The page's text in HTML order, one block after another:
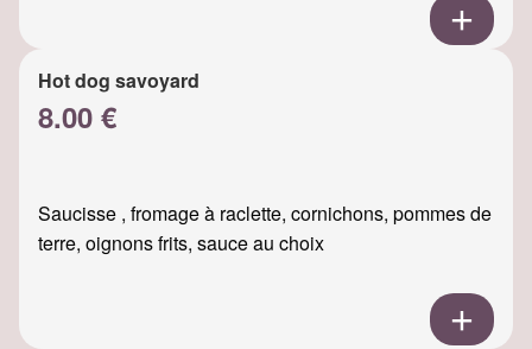
Hot dog savoyard
8.00 €
Saucisse , fromage à raclette, cornichons, pommes de
terre, oignons frits, sauce au choix